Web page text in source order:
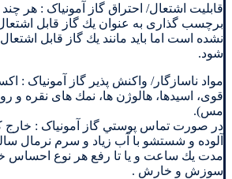
قابلیت اشتعال/ احتراق گاز آمونیاک : هر
برچسب گذاری به عنوان يك گاز قابل
نشده است اما بايد مانند يك گاز قابل اشتعال
شود.
مواد ناسازگار/ واكنش پذير گاز آمونیاک :
قوی، اسیدها، هالوژن ها، نمك های نقره و
مس).
در صورت تماس پوستي گاز آمونیاک : خارج
آلوده و شستشو با آب زياد و سرم نرمال
مدت يك ساعت و يا تا رفع هر نوع احساس
سوزش و خارش .